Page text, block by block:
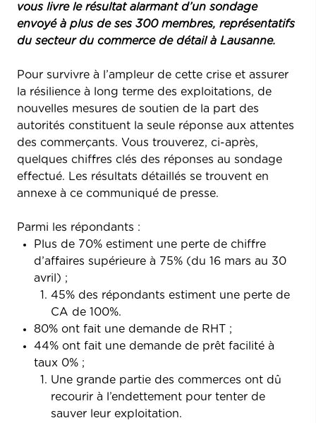
vous livre le résultat alarmant d’un sondage
envoyé à plus de ses 300 membres, représentatifs
du secteur du commerce de détail à Lausanne.
Pour survivre à l’ampleur de cette crise et assurer
la résilience à long terme des exploitations, de
nouvelles mesures de soutien de la part des
autorités constituent la seule réponse aux attentes
des commerçants. Vous trouverez, ci-après,
quelques chiffres clés des réponses au sondage
effectué. Les résultats détaillés se trouvent en
annexe à ce communiqué de presse.
Parmi les répondants :
Plus de 70% estiment une perte de chiffre
d’affaires supérieure à 75% (du 16 mars au 30
avril) ;
45% des répondants estiment une perte de
CA de 100%.
80% ont fait une demande de RHT ;
44% ont fait une demande de prêt facilité à
taux 0% ;
Une grande partie des commerces ont dû
recourir à l’endettement pour tenter de
sauver leur exploitation.